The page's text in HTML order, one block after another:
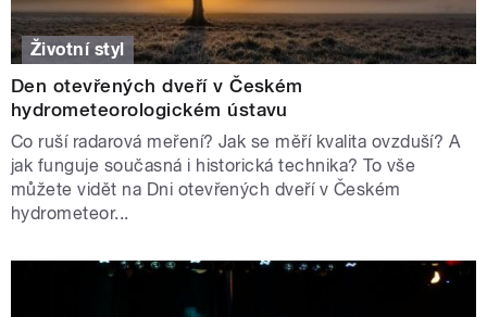
Životní styl
Den otevřených dveří v Českém
hydrometeorologickém ústavu
Co ruší radarová meření? Jak se měří kvalita ovzduší? A
jak funguje současná i historická technika? To vše
můžete vidět na Dni otevřených dveří v Českém
hydrometeor...